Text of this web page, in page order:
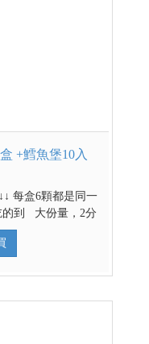
+鱈魚堡10入
每盒6顆都是同一
的到 大份量，2分
而成 品保層層把
辣醬，微辣調製x
料熬煮成濃郁日式